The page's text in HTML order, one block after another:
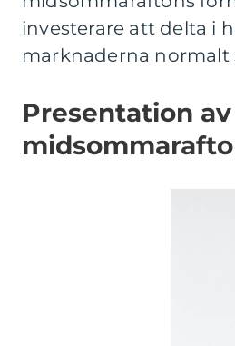
investerare att delta i
marknaderna normalt
Presentation